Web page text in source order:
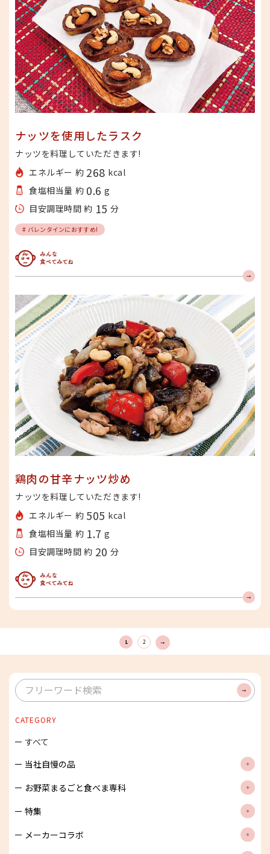
ナッツを使用したラスク
ナッツを料理していただきます!
エネルギー 約 268 kcal
食塩相当量 約 0.6 g
目安調理時間 約 15 分
# バレンタインにおすすめ!
みんな食べてみてね
鶏肉の甘辛ナッツ炒め
ナッツを料理していただきます!
エネルギー 約 505 kcal
食塩相当量 約 1.7 g
目安調理時間 約 20 分
みんな食べてみてね
1 2
次
へ
検
CATEGORY
すべて
当社自慢の品
お野菜まるごと食べま専科
特集
メーカーコラボ